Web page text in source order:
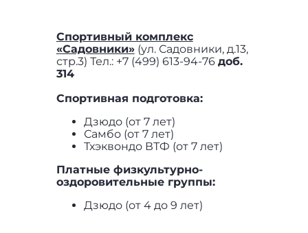
Спортивный комплекс
«Садовники»(ул. Садовники, д.13,
стр.3) Тел.: +7 (499) 613-94-76 доб.
314
Спортивная подготовка:
Дзюдо (от 7 лет)
Самбо (от 7 лет)
Тхэквондо ВТФ (от 7 лет)
Платные физкультурно-
оздоровительные группы:
Дзюдо (от 4 до 9 лет)